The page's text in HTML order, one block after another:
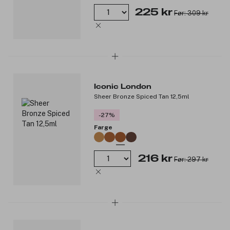
225 kr Før: 309 kr
Iconic London
Sheer Bronze Spiced Tan 12,5ml
-27%
Farge
216 kr Før: 297 kr